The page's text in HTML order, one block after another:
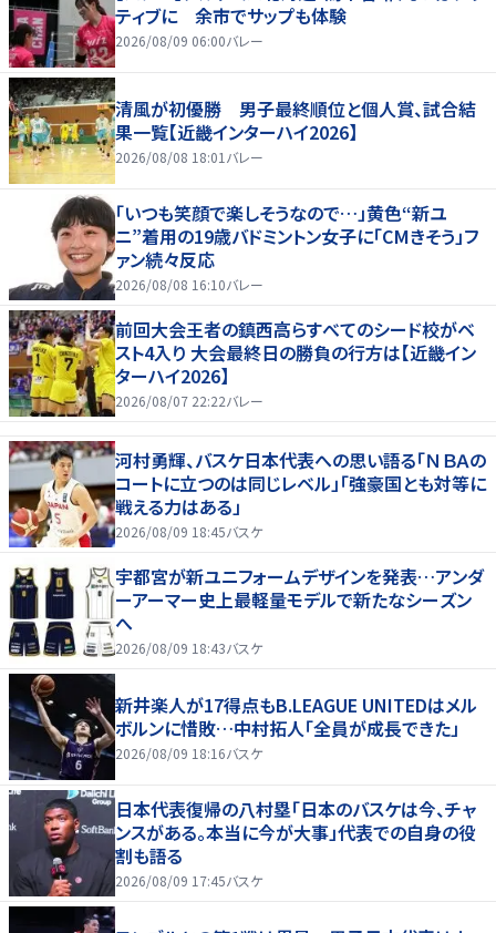
ティブに 余市でサップも体験
2026/08/09 06:00バレー
清風が初優勝 男子最終順位と個人賞、試合結
果一覧【近畿インターハイ2026】
2026/08/08 18:01 バレー
「いつも笑顔で楽しそうなので…」黄色“新ユ
ニ”着用の19歳バドミントン女子に「CMきそう」フ
ァン続々反応
2026/08/08 16:10バレー
前回大会王者の鎮西高らすべてのシード校がベ
スト4入り 大会最終日の勝負の行方は【近畿イン
ターハイ2026】
2026/08/07 22:22バレー
河村勇輝、バスケ日本代表への思い語る「ＮＢＡの
コートに立つのは同じレベル」「強豪国とも対等に
戦える力はある」
2026/08/09 18:45バスケ
宇都宮が新ユニフォームデザインを発表…アンダ
ーアーマー史上最軽量モデルで新たなシーズン
へ
2026/08/09 18:43バスケ
新井楽人が17得点もB.LEAGUE UNITEDはメル
ボルンに惜敗…中村拓人「全員が成長できた」
2026/08/09 18:16バスケ
日本代表復帰の八村塁「日本のバスケは今、チャ
ンスがある。本当に今が大事」代表での自身の役
割も語る
2026/08/09 17:45バスケ